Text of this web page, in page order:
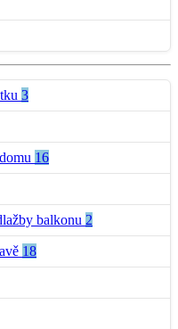
3
16
balkonu 2
18